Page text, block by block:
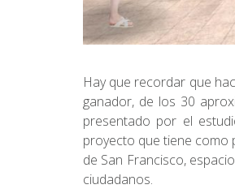
Hay que recordar que
ganador, de los 30
presentado por el
proyecto que tiene como
de San Francisco,
ciudadanos.